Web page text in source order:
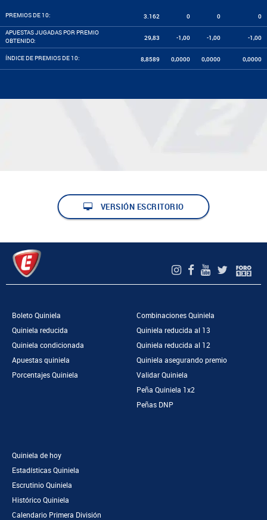
PREMIOS DE 10: 3.162 0 0 0
APUESTAS JUGADAS POR PREMIO
OBTENIDO:
29,83 -1,00 -1,00 -1,00
ÍNDICE DE PREMIOS DE 10: 8,8589 0,0000 0,0000 0,0000
VERSIÓN ESCRITORIO
Boleto Quiniela
Quiniela reducida
Quiniela condicionada
Apuestas quiniela
Porcentajes Quiniela
Combinaciones Quiniela
Quiniela reducida al 13
Quiniela reducida al 12
Quiniela asegurando premio
Validar Quiniela
Peña Quiniela 1x2
Peñas DNP
Quiniela de hoy
Estadísticas Quiniela
Escrutinio Quiniela
Histórico Quiniela
Calendario Primera División